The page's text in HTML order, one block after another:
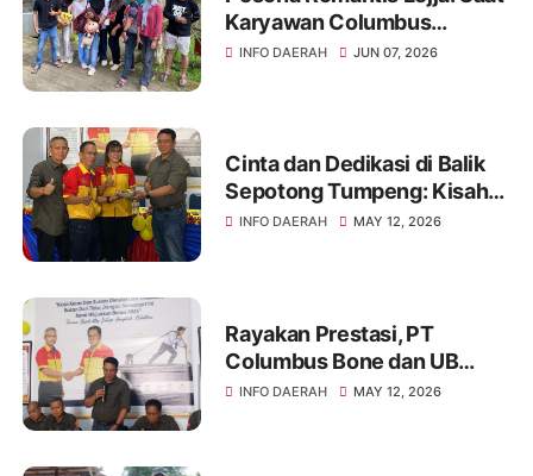
Karyawan Columbus
Soppeng Menenun
INFO DAERAH JUN 07, 2026
Cinta dan Dedikasi di Balik
Sepotong Tumpeng: Kisah
Manis Columbus Soppeng &
INFO DAERAH MAY 12, 2026
Rayakan Prestasi, PT
Columbus Bone dan UB
Parepare Bagikan Bonus
INFO DAERAH MAY 12, 2026